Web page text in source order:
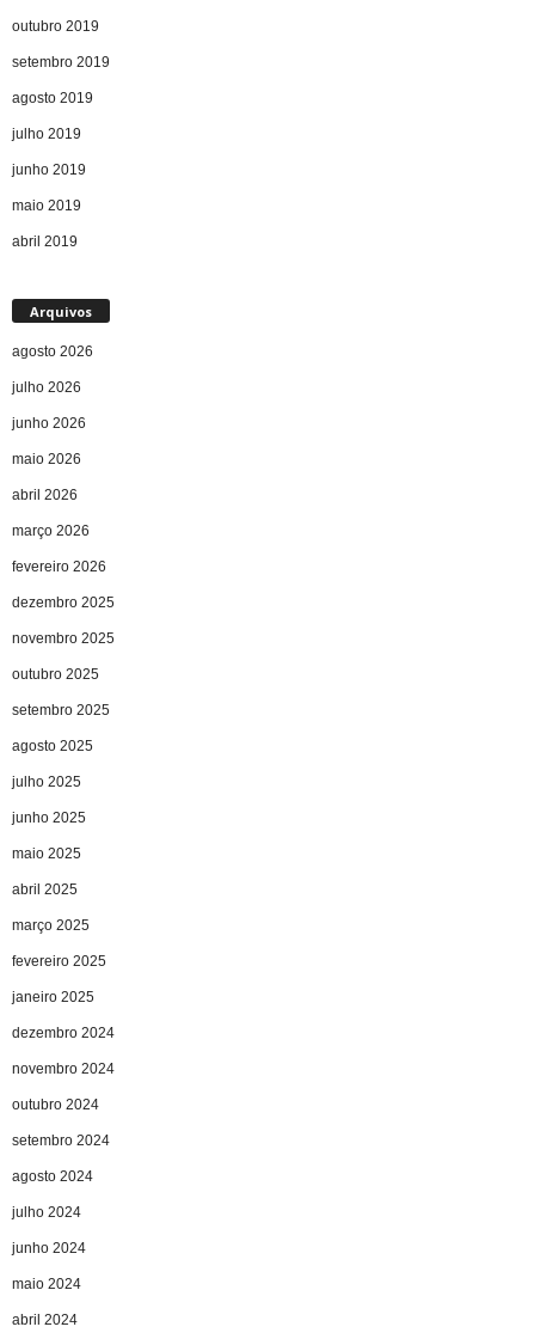
outubro 2019
setembro 2019
agosto 2019
julho 2019
junho 2019
maio 2019
abril 2019
Arquivos
agosto 2026
julho 2026
junho 2026
maio 2026
abril 2026
março 2026
fevereiro 2026
dezembro 2025
novembro 2025
outubro 2025
setembro 2025
agosto 2025
julho 2025
junho 2025
maio 2025
abril 2025
março 2025
fevereiro 2025
janeiro 2025
dezembro 2024
novembro 2024
outubro 2024
setembro 2024
agosto 2024
julho 2024
junho 2024
maio 2024
abril 2024